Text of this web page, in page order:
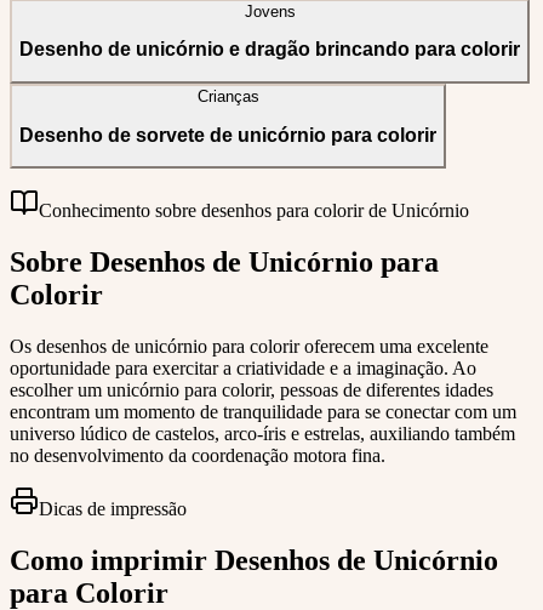
Jovens
Desenho de unicórnio e dragão brincando para colorir
Crianças
Desenho de sorvete de unicórnio para colorir
Conhecimento sobre desenhos para colorir de Unicórnio
Sobre Desenhos de Unicórnio para
Colorir
Os desenhos de unicórnio para colorir oferecem uma excelente
oportunidade para exercitar a criatividade e a imaginação. Ao
escolher um unicórnio para colorir, pessoas de diferentes idades
encontram um momento de tranquilidade para se conectar com um
universo lúdico de castelos, arco-íris e estrelas, auxiliando também
no desenvolvimento da coordenação motora fina.
Dicas de impressão
Como imprimir Desenhos de Unicórnio
para Colorir